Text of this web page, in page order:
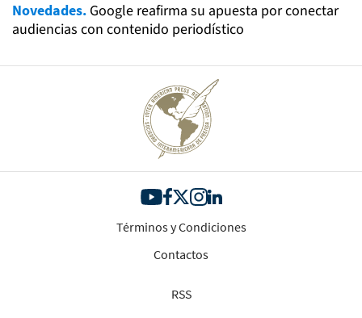
Novedades. Google reafirma su apuesta por conectar
audiencias con contenido periodístico
Términos y Condiciones
Contactos
RSS